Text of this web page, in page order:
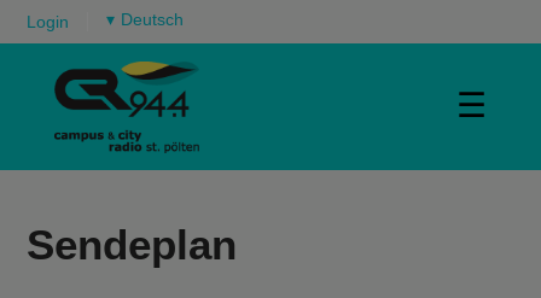
Login ▾
☰
Sendeplan